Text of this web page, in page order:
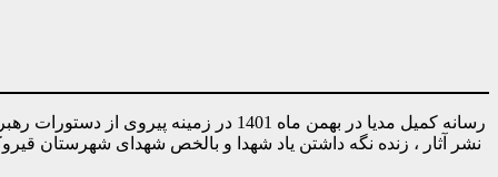
رسانه کمیل مدیا در بهمن ماه 1401
نشر آثار ، زنده نگه داشتن یاد شهدا و بالخص شهدای شهرستان